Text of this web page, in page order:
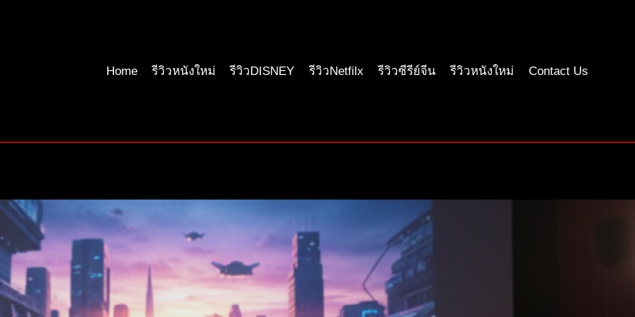
Home
รีวิวหนังใหม่ รีวิวDISNEY รีวิวNetfilx รีวิวซีรีย์จีน รีวิวหนังใหม่ Contact Us